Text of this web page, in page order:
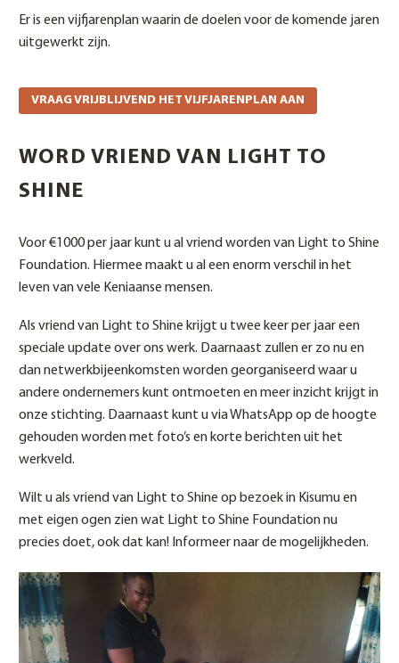
Er is een vijfjarenplan waarin de doelen voor de komende jaren
uitgewerkt zijn.
VRAAG VRIJBLIJVEND HET VIJFJARENPLAN AAN
WORD VRIEND VAN LIGHT TO
SHINE
Voor €1000 per jaar kunt u al vriend worden van Light to Shine
Foundation. Hiermee maakt u al een enorm verschil in het
leven van vele Keniaanse mensen.
Als vriend van Light to Shine krijgt u twee keer per jaar een
speciale update over ons werk. Daarnaast zullen er zo nu en
dan netwerkbijeenkomsten worden georganiseerd waar u
andere ondernemers kunt ontmoeten en meer inzicht krijgt in
onze stichting. Daarnaast kunt u via WhatsApp op de hoogte
gehouden worden met foto’s en korte berichten uit het
werkveld.
Wilt u als vriend van Light to Shine op bezoek in Kisumu en
met eigen ogen zien wat Light to Shine Foundation nu
precies doet, ook dat kan! Informeer naar de mogelijkheden.